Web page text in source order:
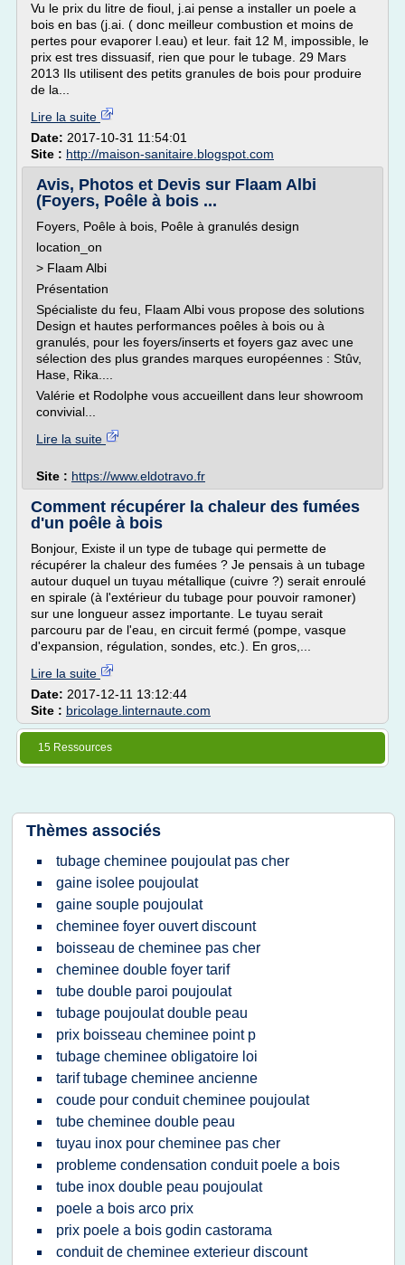
Vu le prix du litre de fioul, j.ai pense a installer un poele a
bois en bas (j.ai. ( donc meilleur combustion et moins de
pertes pour evaporer l.eau) et leur. fait 12 M, impossible, le
prix est tres dissuasif, rien que pour le tubage. 29 Mars
2013 Ils utilisent des petits granules de bois pour produire
de la...
Lire la suite
Date: 2017-10-31 11:54:01
Site : http://maison-sanitaire.blogspot.com
Avis, Photos et Devis sur Flaam Albi
(Foyers, Poêle à bois ...
Foyers, Poêle à bois, Poêle à granulés design
location_on
> Flaam Albi
Présentation
Spécialiste du feu, Flaam Albi vous propose des solutions
Design et hautes performances poêles à bois ou à
granulés, pour les foyers/inserts et foyers gaz avec une
sélection des plus grandes marques européennes : Stûv,
Hase, Rika....
Valérie et Rodolphe vous accueillent dans leur showroom
convivial...
Lire la suite
Site : https://www.eldotravo.fr
Comment récupérer la chaleur des fumées
d'un poêle à bois
Bonjour, Existe il un type de tubage qui permette de
récupérer la chaleur des fumées ? Je pensais à un tubage
autour duquel un tuyau métallique (cuivre ?) serait enroulé
en spirale (à l'extérieur du tubage pour pouvoir ramoner)
sur une longueur assez importante. Le tuyau serait
parcouru par de l'eau, en circuit fermé (pompe, vasque
d'expansion, régulation, sondes, etc.). En gros,...
Lire la suite
Date: 2017-12-11 13:12:44
Site : bricolage.linternaute.com
15 Ressources
Thèmes associés
tubage cheminee poujoulat pas cher
gaine isolee poujoulat
gaine souple poujoulat
cheminee foyer ouvert discount
boisseau de cheminee pas cher
cheminee double foyer tarif
tube double paroi poujoulat
tubage poujoulat double peau
prix boisseau cheminee point p
tubage cheminee obligatoire loi
tarif tubage cheminee ancienne
coude pour conduit cheminee poujoulat
tube cheminee double peau
tuyau inox pour cheminee pas cher
probleme condensation conduit poele a bois
tube inox double peau poujoulat
poele a bois arco prix
prix poele a bois godin castorama
conduit de cheminee exterieur discount